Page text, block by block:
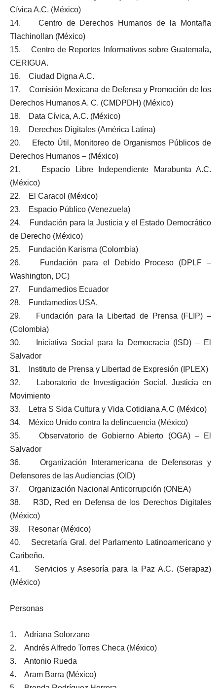
Cívica A.C. (México)
14. Centro de Derechos Humanos de la Montaña
Tlachinollan (México)
15. Centro de Reportes Informativos sobre Guatemala,
CERIGUA.
16. Ciudad Digna A.C.
17. Comisión Mexicana de Defensa y Promoción de los
Derechos Humanos A. C. (CMDPDH) (México)
18. Data Cívica, A.C. (México)
19. Derechos Digitales (América Latina)
20. Efecto Útil, Monitoreo de Organismos Públicos de
Derechos Humanos – (México)
21. Espacio Libre Independiente Marabunta A.C.
(México)
22. El Caracol (México)
23. Espacio Público (Venezuela)
24. Fundación para la Justicia y el Estado Democrático
de Derecho (México)
25. Fundación Karisma (Colombia)
26. Fundación para el Debido Proceso (DPLF –
Washington, DC)
27. Fundamedios Ecuador
28. Fundamedios USA.
29. Fundación para la Libertad de Prensa (FLIP) –
(Colombia)
30. Iniciativa Social para la Democracia (ISD) – El
Salvador
31. Instituto de Prensa y Libertad de Expresión (IPLEX)
32. Laboratorio de Investigación Social, Justicia en
Movimiento
33. Letra S Sida Cultura y Vida Cotidiana A.C (México)
34. México Unido contra la delincuencia (México)
35. Observatorio de Gobierno Abierto (OGA) – El
Salvador
36. Organización Interamericana de Defensoras y
Defensores de las Audiencias (OID)
37. Organización Nacional Anticorrupción (ONEA)
38. R3D, Red en Defensa de los Derechos Digitales
(México)
39. Resonar (México)
40. Secretaría Gral. del Parlamento Latinoamericano y
Caribeño.
41. Servicios y Asesoría para la Paz A.C. (Serapaz)
(México)
Personas
1. Adriana Solorzano
2. Andrés Alfredo Torres Checa (México)
3. Antonio Rueda
4. Aram Barra (México)